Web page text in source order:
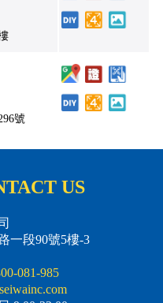
號
US
一段90號5樓-3
081-985